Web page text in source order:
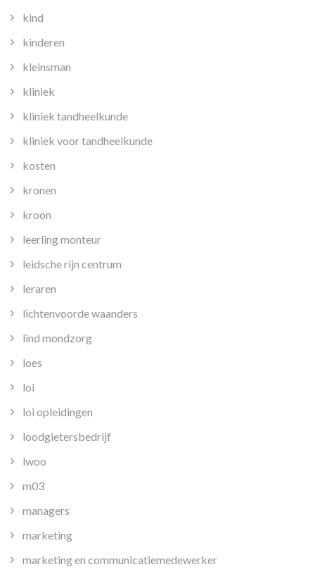
kind
kinderen
kleinsman
kliniek
kliniek tandheelkunde
kliniek voor tandheelkunde
kosten
kronen
kroon
leerling monteur
leidsche rijn centrum
leraren
lichtenvoorde waanders
lind mondzorg
loes
loi
loi opleidingen
loodgietersbedrijf
lwoo
m03
managers
marketing
marketing en communicatiemedewerker